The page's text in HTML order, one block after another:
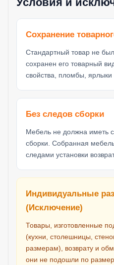
Сохранение
Стандартный товар не
сохранен его товарный
свойства, пломбы, ярлыки
Без следов сборки
Мебель не должна иметь
сборки. Собранная
следами установки
Индивидуальные
(Исключение)
Товары, изготовленные
(кухни, столешницы,
размерам), возврату и
они не подошли по